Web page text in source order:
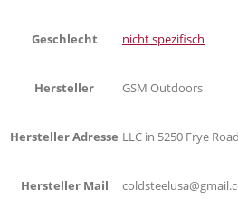
Geschlecht nicht spezifisch
Hersteller GSM Outdoors
Hersteller Adresse LLC in 5250 Frye
Hersteller Mail